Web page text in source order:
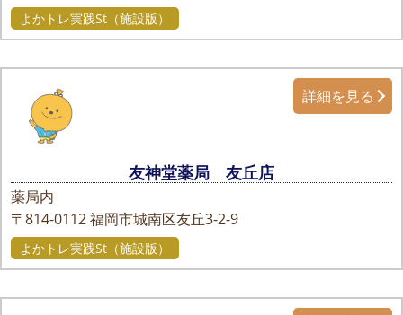
よかトレ実践St（施設版）
友神堂薬局 友丘店
薬局内
〒814-0112福岡市城南区友丘3-2-9
詳細を見る
よかトレ実践St（施設版）